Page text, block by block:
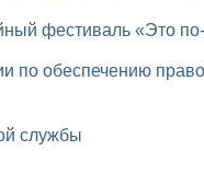
фестиваль «Это
службы